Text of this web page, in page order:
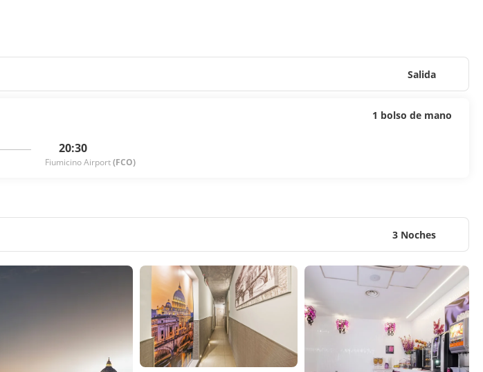
Salida
20:30
Fiumicino Airport(FCO)
1 bolso de mano
3 Noches